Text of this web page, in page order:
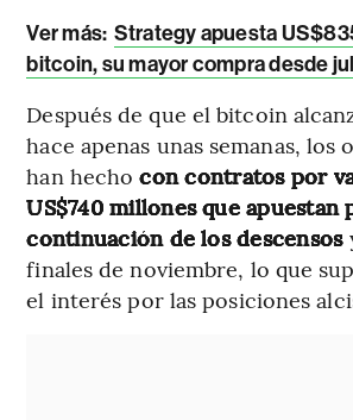
Ver más: Strategy apuesta
bitcoin, su mayor compra desde
Después de que el bitcoin
hace apenas unas semanas, los
han hechocon contratos por
US$740 millones que apuestan
continuación de los descensos
finales de noviembre, lo que
el interés por las posiciones